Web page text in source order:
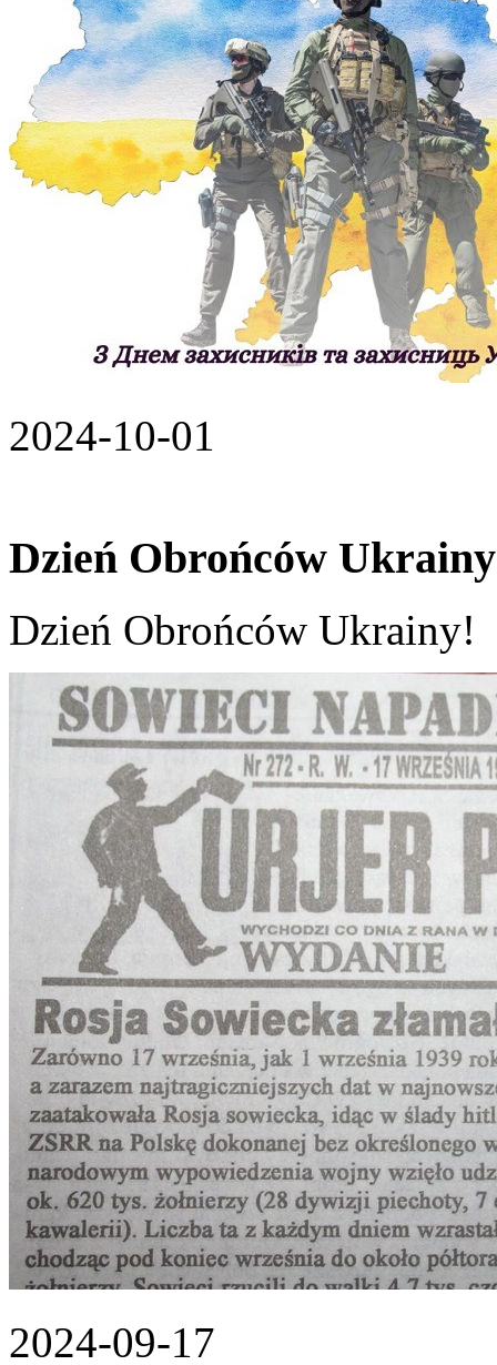
2024-10-01
Dzień Obrońców
Dzień Obrońców Ukrainy!
2024-09-17